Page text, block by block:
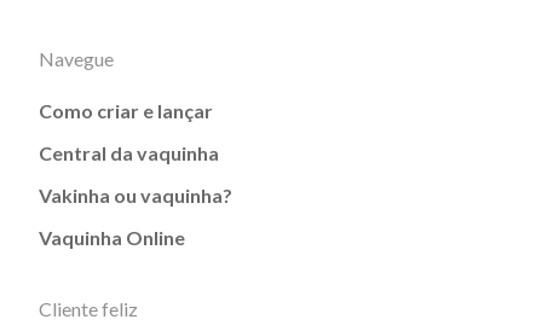
Navegue
Como criar e lançar
Central da vaquinha
Vakinha ou vaquinha?
Vaquinha Online
Cliente feliz